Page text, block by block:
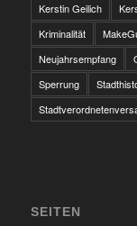
Kerstin Geilich
Kriminalität
Neujahrsempfang
Sperrung
SEITEN